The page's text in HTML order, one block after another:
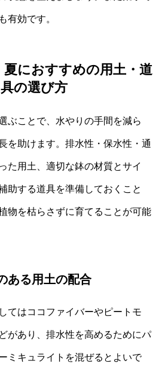
有効です。
におすすめの用土・道
具の選び方
ぶことで、水やりの手間を減ら
を助けます。排水性・保水性・通
た用土、適切な鉢の材質とサイ
助する道具を準備しておくこと
物を枯らさずに育てることが可能
ある用土の配合
てはココファイバーやピートモ
があり、排水性を高めるためにパ
ミキュライトを混ぜるとよいで